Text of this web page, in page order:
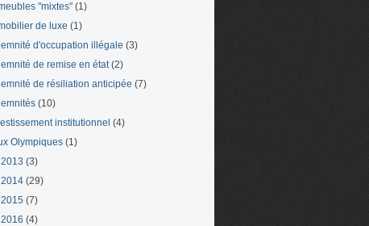
"mixtes" (1)
de luxe (1)
d'occupation illégale (3)
de remise en état(2)
de résiliation anticipée (7)
(10)
institutionnel (4)
Olympiques (1)
2013 (3)
2014 (29)
2015 (7)
2016 (4)